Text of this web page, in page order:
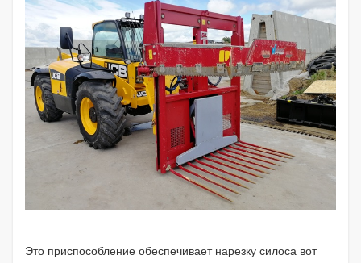
Это приспособление обеспечивает нарезку силоса вот